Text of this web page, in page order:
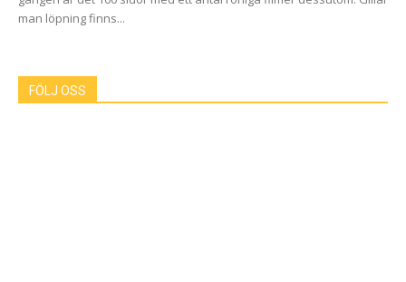
man löpning finns...
FÖLJ OSS